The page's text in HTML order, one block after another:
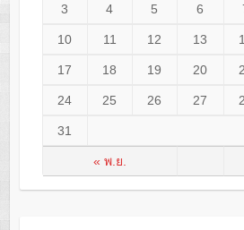
« พ.ย.
3 4 5 6
10 11 12 13
17 18 19 20
24 25 26 27
31